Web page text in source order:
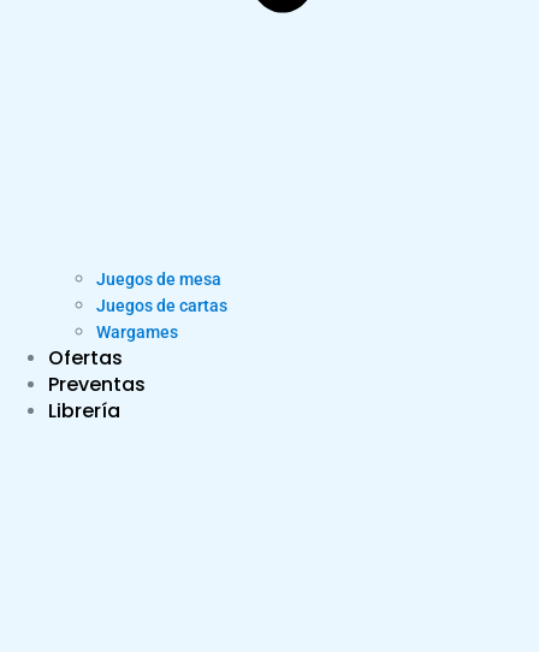
Juegos de mesa
Juegos de cartas
Wargames
Ofertas
Preventas
Librería